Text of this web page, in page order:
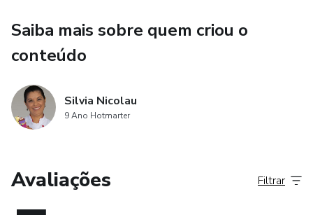
Saiba mais sobre quem criou o
conteúdo
Silvia Nicolau
9 Ano Hotmarter
Avaliações Filtrar